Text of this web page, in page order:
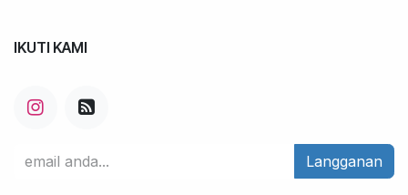
IKUTI KAMI
Langganan